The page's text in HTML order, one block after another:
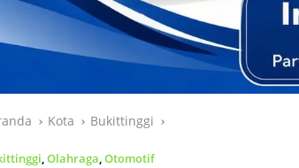
Kota Bukittinggi
,Olahraga,Otomotif